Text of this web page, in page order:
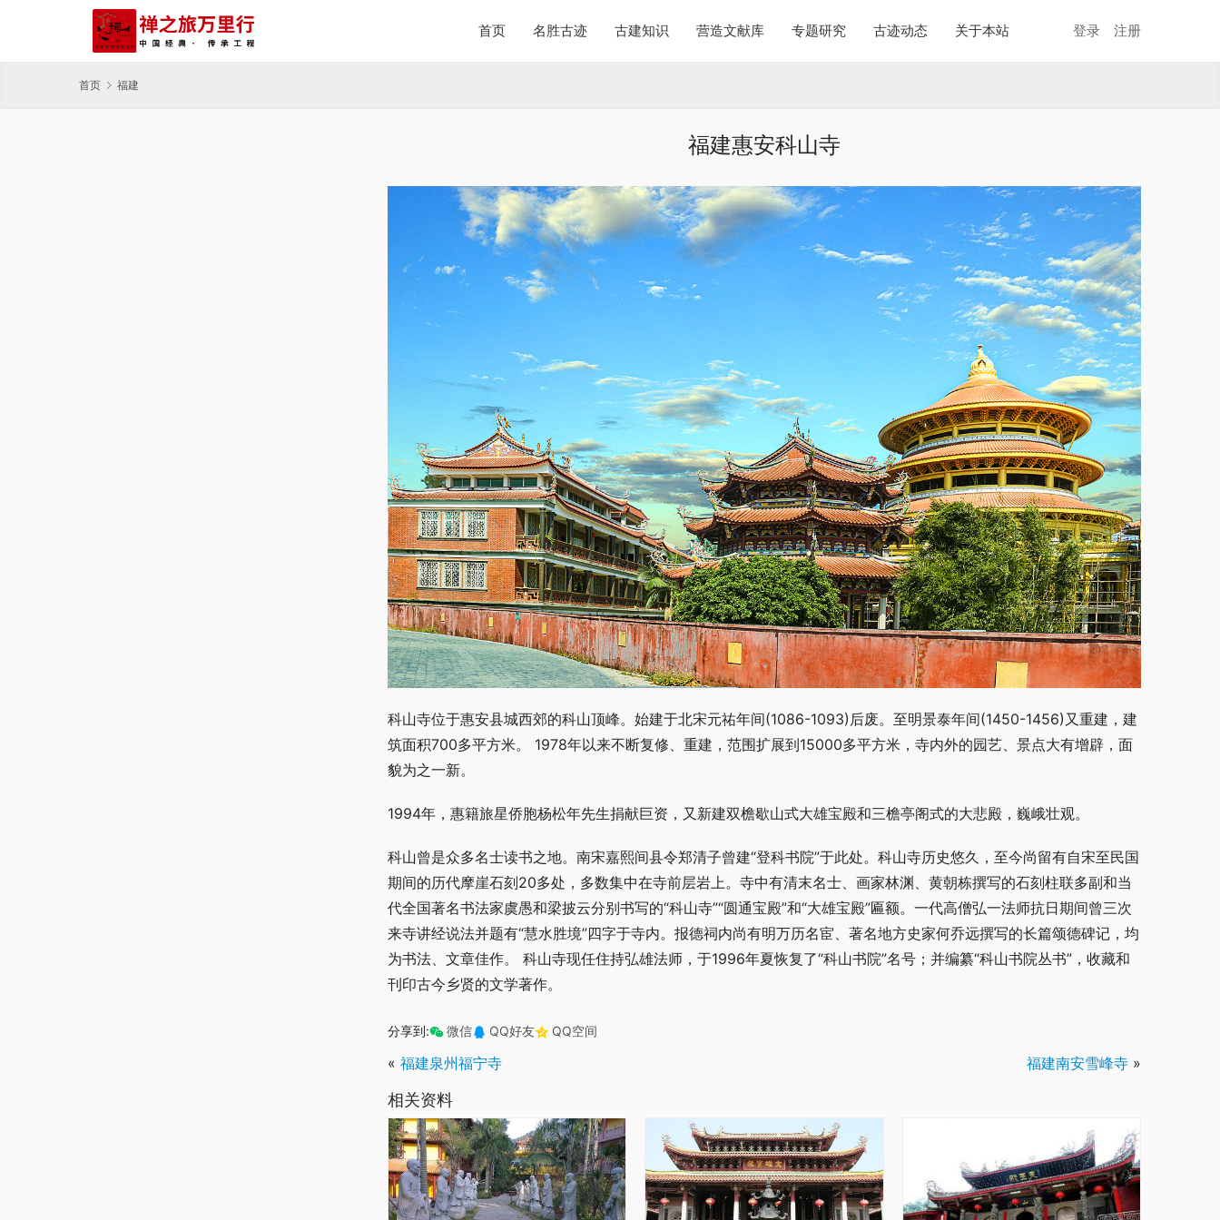
首页 名胜古迹 古建知识 营造文献库 专题研究 古迹动态 关于本站 登录 注册
首页 福建
福建惠安科山寺
科山寺位于惠安县城西郊的科山顶峰。始建于北宋元祐年间(1086-1093)后废。至明景泰年间(1450-1456)又重建，建
筑面积700多平方米。 1978年以来不断复修、重建，范围扩展到15000多平方米，寺内外的园艺、景点大有增辟，面
貌为之一新。
1994年，惠籍旅星侨胞杨松年先生捐献巨资，又新建双檐歇山式大雄宝殿和三檐亭阁式的大悲殿，巍峨壮观。
科山曾是众多名士读书之地。南宋嘉熙间县令郑清子曾建“登科书院”于此处。科山寺历史悠久，至今尚留有自宋至民国
期间的历代摩崖石刻20多处，多数集中在寺前层岩上。寺中有清末名士、画家林渊、黄朝栋撰写的石刻柱联多副和当
代全国著名书法家虞愚和梁披云分别书写的“科山寺”“圆通宝殿”和“大雄宝殿”匾额。一代高僧弘一法师抗日期间曾三次
来寺讲经说法并题有“慧水胜境”四字于寺内。报德祠内尚有明万历名宦、著名地方史家何乔远撰写的长篇颂德碑记，均
为书法、文章佳作。 科山寺现任住持弘雄法师，于1996年夏恢复了“科山书院”名号；并编纂“科山书院丛书”，收藏和
刊印古今乡贤的文学著作。
分享到: 微信 QQ好友 QQ空间
« 福建泉州福宁寺 福建南安雪峰寺 »
相关资料